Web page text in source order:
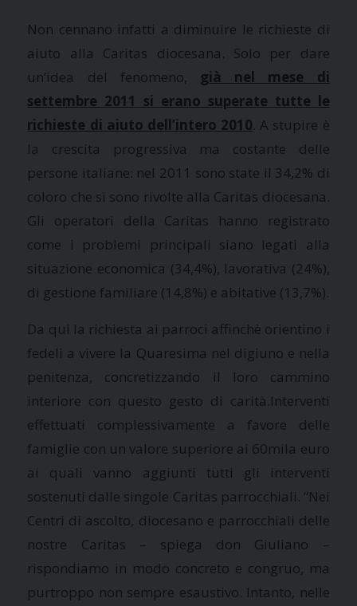
Non cennano infatti a diminuire le richieste di
aiuto alla Caritas diocesana. Solo per dare
un’idea del fenomeno, già nel mese di
settembre 2011 si erano superate tutte le
richieste di aiuto dell’intero 2010. A stupire è
la crescita progressiva ma costante delle
persone italiane: nel 2011 sono state il 34,2% di
coloro che si sono rivolte alla Caritas diocesana.
Gli operatori della Caritas hanno registrato
come i problemi principali siano legati alla
situazione economica (34,4%), lavorativa (24%),
di gestione familiare (14,8%) e abitative (13,7%).
Da qui la richiesta ai parroci affinchè orientino i
fedeli a vivere la Quaresima nel digiuno e nella
penitenza, concretizzando il loro cammino
interiore con questo gesto di carità.Interventi
effettuati complessivamente a favore delle
famiglie con un valore superiore ai 60mila euro
ai quali vanno aggiunti tutti gli interventi
sostenuti dalle singole Caritas parrocchiali. “Nei
Centri di ascolto, diocesano e parrocchiali delle
nostre Caritas – spiega don Giuliano –
rispondiamo in modo concreto e congruo, ma
purtroppo non sempre esaustivo. Intanto, nelle